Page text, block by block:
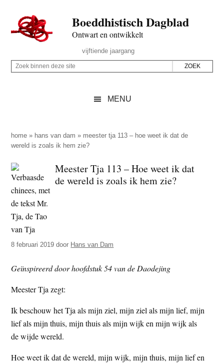
naar
de
inhoud
secondary
naar
de
sidebar
naar
de
Boeddhistisch Dagblad
Ontwart en ontwikkelt
Rechts
vijftiende jaargang
Z
p
d
e
z
e
s
i
t
e
Z
i
n
e
n
d
e
z
e
s
t
e
MENU
home » hans van dam » meester tja 113 – hoe weet ik dat de
wereld is zoals ik hem zie?
Meester Tja 113 – Hoe weet ik dat
de wereld is zoals ik hem zie?
8 februari 2019 door Hans van Dam
Geïnspireerd door hoofdstuk 54 van de Daodejing
Meester Tja zegt:
Ik beschouw het Tja als mijn ziel, mijn ziel als mijn lief, mijn
lief als mijn thuis, mijn thuis als mijn wijk en mijn wijk als
de wijde wereld.
Hoe weet ik dat de wereld, mijn wijk, mijn thuis, mijn lief en